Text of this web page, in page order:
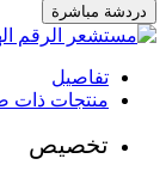
دردشة مباشرة
تفاصيل
منتجات ذات
تخصيص